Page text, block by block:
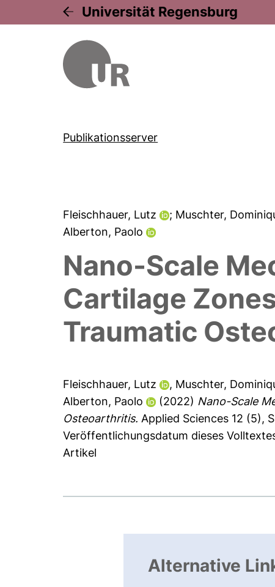
Universität Regensburg
Publikationsserver
Fleischhauer, Lutz
; Muschter,
Alberton, Paolo
Nano-Scale
Cartilage
Traumatic
Fleischhauer, Lutz , Muschter,
Alberton, Paolo
(2022) Nano-Scale
Osteoarthritis. Applied Sciences 12 (5),
Veröffentlichungsdatum dieses
Artikel
Alternative